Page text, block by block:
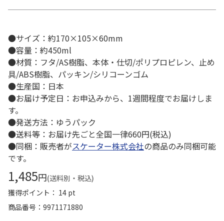
●サイズ：約170×105×60mm
●容量：約450ml
●材質：フタ/AS樹脂、本体・仕切/ポリプロピレン、止め
具/ABS樹脂、パッキン/シリコーンゴム
●生産国：日本
●お届け予定日：お申込みから、1週間程度でお届けしま
す。
●発送方法：ゆうパック
●送料等：お届け先ごと全国一律660円(税込)
●同梱：販売者がスケーター株式会社の商品のみ同梱可能
です。
1,485円(送料別・税込)
獲得ポイント： 14 pt
商品番号
9971171880